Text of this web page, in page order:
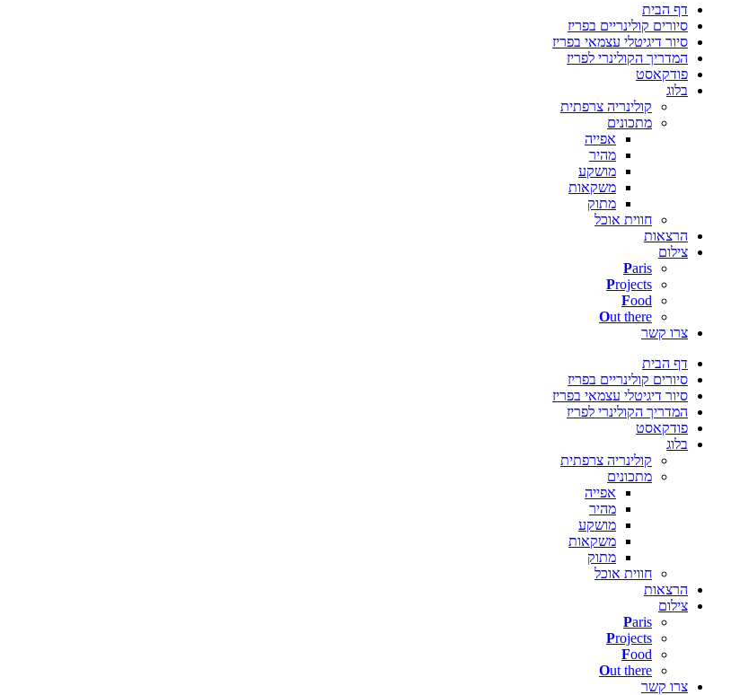
דף הבית
סיורים קולינריים בפריז
סיור דיגיטלי עצמאי בפריז
המדריך הקולינרי לפריז
פודקאסט
בלוג
קולינריה צרפתית
מתכונים
אפייה
מהיר
מושקע
משקאות
מתוק
חווית אוכל
הרצאות
צילום
Paris
Projects
Food
Out there
צרו קשר
דף הבית
סיורים קולינריים בפריז
סיור דיגיטלי עצמאי בפריז
המדריך הקולינרי לפריז
פודקאסט
בלוג
קולינריה צרפתית
מתכונים
אפייה
מהיר
מושקע
משקאות
מתוק
חווית אוכל
הרצאות
צילום
Paris
Projects
Food
Out there
צרו קשר